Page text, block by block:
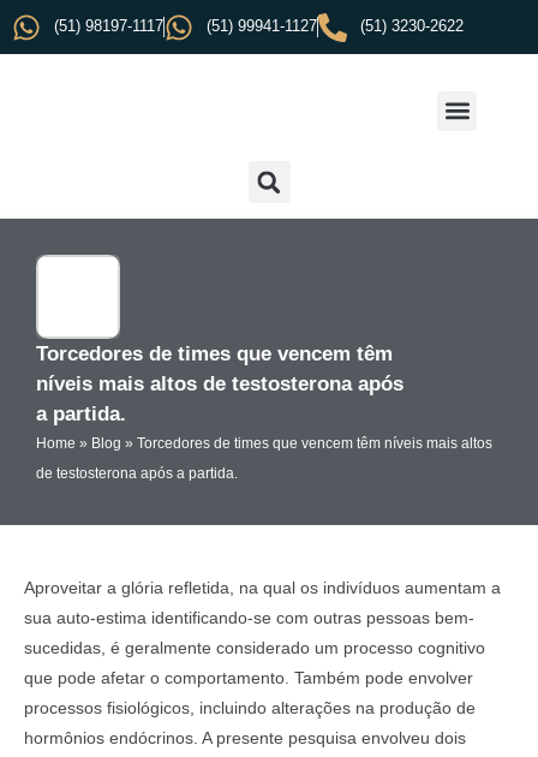
(51) 98197-1117 (51) 99941-1127 (51) 3230-2622
Torcedores de times que vencem têm
níveis mais altos de testosterona após
a partida.
Home » Blog » Torcedores de times que vencem têm níveis mais altos
de testosterona após a partida.
Aproveitar a glória refletida, na qual os indivíduos aumentam a
sua auto-estima identificando-se com outras pessoas bem-
sucedidas, é geralmente considerado um processo cognitivo
que pode afetar o comportamento. Também pode envolver
processos fisiológicos, incluindo alterações na produção de
hormônios endócrinos. A presente pesquisa envolveu dois